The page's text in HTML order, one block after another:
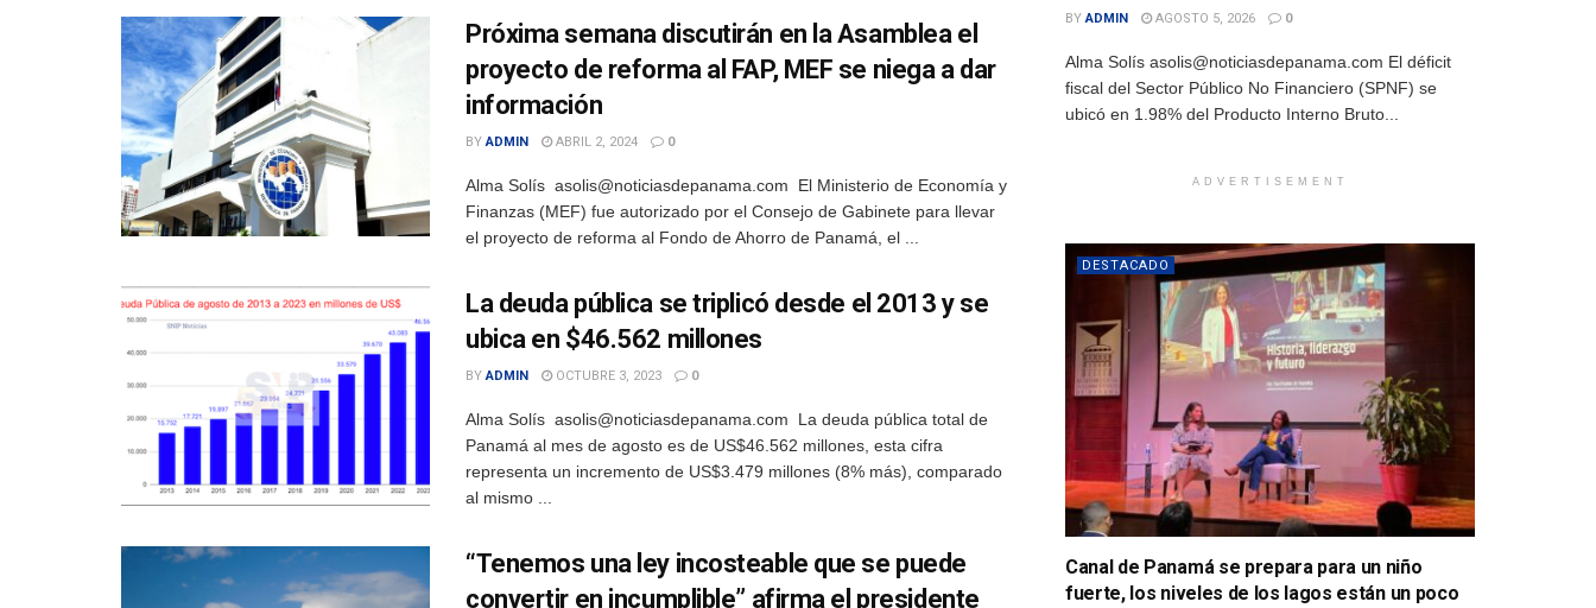
Próxima semana discutirán en la Asamblea el
proyecto de reforma al FAP, MEF se niega a dar
información
BY ADMIN ABRIL 2, 2024 0
Alma Solís asolis@noticiasdepanama.com El Ministerio de Economía y
Finanzas (MEF) fue autorizado por el Consejo de Gabinete para llevar
el proyecto de reforma al Fondo de Ahorro de Panamá, el ...
La deuda pública se triplicó desde el 2013 y se
ubica en $46.562 millones
BY ADMIN OCTUBRE 3, 2023 0
Alma Solís asolis@noticiasdepanama.com La deuda pública total de
Panamá al mes de agosto es de US$46.562 millones, esta cifra
representa un incremento de US$3.479 millones (8% más), comparado
al mismo ...
“Tenemos una ley incosteable que se puede
convertir en incumplible” afirma el presidente
BY ADMIN AGOSTO 5, 2026 0
Alma Solís asolis@noticiasdepanama.com El déficit
fiscal del Sector Público No Financiero (SPNF) se
ubicó en 1.98% del Producto Interno Bruto...
ADVERTISEMENT
DESTACADO
Canal de Panamá se prepara para un niño
fuerte, los niveles de los lagos están un poco